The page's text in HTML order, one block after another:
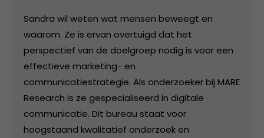
Sandra wil weten wat mensen beweegt en
waarom. Ze is ervan overtuigd dat het
perspectief van de doelgroep nodig is voor een
effectieve marketing- en
communicatiestrategie. Als onderzoeker bij MARE
Research is ze gespecialiseerd in digitale
communicatie. Dit bureau staat voor
hoogstaand kwalitatief onderzoek en